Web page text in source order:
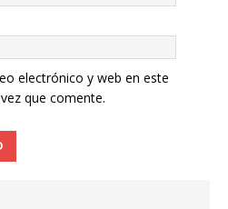
electrónico y web en este
que comente.